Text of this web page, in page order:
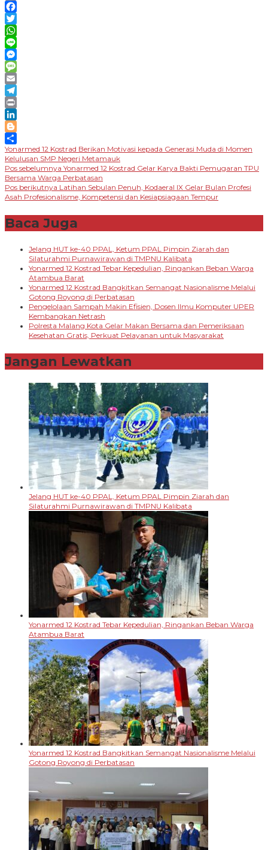
Copy
Link
Facebook
Twitter
WhatsApp
Line
Messenger
Message
Email
Telegram
Print
LinkedIn
Blogger
Share
Yonarmed 12 Kostrad Berikan Motivasi kepada Generasi Muda di Momen
Kelulusan SMP Negeri Metamauk
Navigasi
pos
Pos sebelumnya Yonarmed 12 Kostrad Gelar Karya Bakti Pemugaran TPU
Bersama Warga Perbatasan
Pos berikutnya Latihan Sebulan Penuh, Kodaeral lX Gelar Bulan Profesi
Asah Profesionalisme, Kompetensi dan Kesiapsiagaan Tempur
Baca Juga
Jelang HUT ke-40 PPAL, Ketum PPAL Pimpin Ziarah dan
Silaturahmi Purnawirawan di TMPNU Kalibata
Yonarmed 12 Kostrad Tebar Kepedulian, Ringankan Beban Warga
Atambua Barat
Yonarmed 12 Kostrad Bangkitkan Semangat Nasionalisme Melalui
Gotong Royong di Perbatasan
Pengelolaan Sampah Makin Efisien, Dosen Ilmu Komputer UPER
Kembangkan Netrash
Polresta Malang Kota Gelar Makan Bersama dan Pemeriksaan
Kesehatan Gratis, Perkuat Pelayanan untuk Masyarakat
Jangan Lewatkan
Jelang HUT ke-40 PPAL, Ketum PPAL Pimpin Ziarah dan
Silaturahmi Purnawirawan di TMPNU Kalibata
Yonarmed 12 Kostrad Tebar Kepedulian, Ringankan Beban Warga
Atambua Barat
Yonarmed 12 Kostrad Bangkitkan Semangat Nasionalisme Melalui
Gotong Royong di Perbatasan